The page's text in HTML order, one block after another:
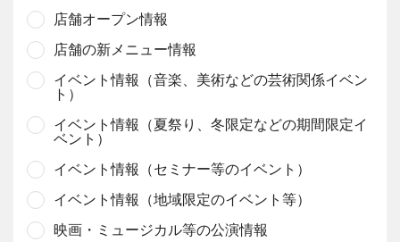
店舗オープン情報
店舗の新メニュー情報
イベント情報（音楽、美術などの芸術関係イベン
ト）
イベント情報（夏祭り、冬限定などの期間限定イ
ベント）
イベント情報（セミナー等のイベント）
イベント情報（地域限定のイベント等）
映画・ミュージカル等の公演情報